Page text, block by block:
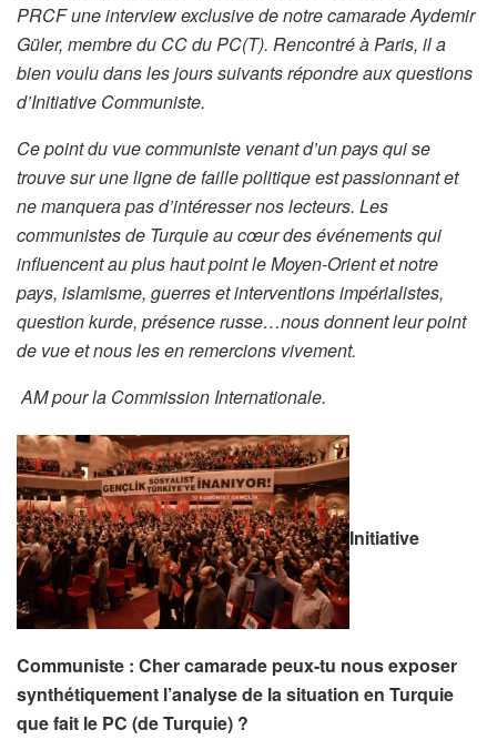
PRCF une interview exclusive de notre camarade Aydemir
Güler, membre du CC du PC(T). Rencontré à Paris, il a
bien voulu dans les jours suivants répondre aux questions
d’Initiative Communiste.
Ce point du vue communiste venant d’un pays qui se
trouve sur une ligne de faille politique est passionnant et
ne manquera pas d’intéresser nos lecteurs. Les
communistes de Turquie au cœur des événements qui
influencent au plus haut point le Moyen-Orient et notre
pays, islamisme, guerres et interventions impérialistes,
question kurde, présence russe…nous donnent leur point
de vue et nous les en remercions vivement.
AM pour la Commission Internationale.
Initiative
Communiste : Cher camarade peux-tu nous exposer
synthétiquement l’analyse de la situation en Turquie
que fait le PC (de Turquie) ?